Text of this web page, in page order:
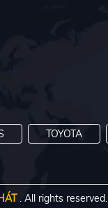
TOYOTA
. All rights reserved.